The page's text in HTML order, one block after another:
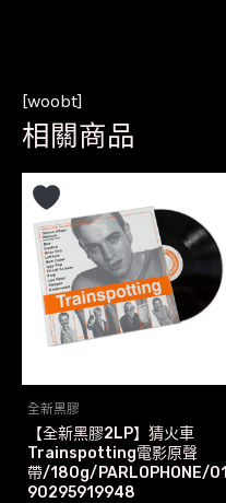
[woobt]
相關商品
全新黑膠
【全新黑膠2LP】猜火車
Trainspotting電影原聲
帶/180g/PARLOPHONE/01
90295919948